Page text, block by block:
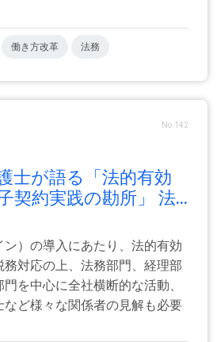
働き方改革 法務
No.142
士が語る「法的有効
契約実践の勘所」 法...
）の導入にあたり、法的有効
対応の上、法務部門、経理部
を中心に全社横断的な活動、
など様々な関係者の見解も必要